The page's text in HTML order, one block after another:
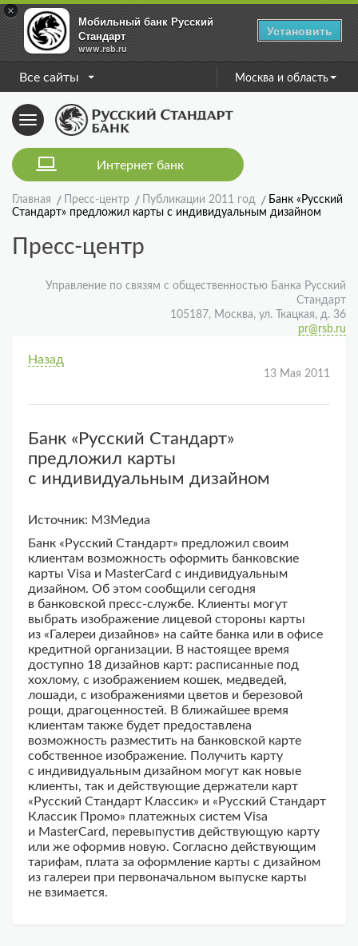
×
Мобильный банк Русский
Стандарт
www.rsb.ru
Установить
Все сайты Москва и область
Toggle
navigation
Интернет банк
Главная Пресс-центр Публикации 2011 год
Банк «Русский
Стандарт» предложил карты с индивидуальным дизайном
Пресс-центр
Управление по связям с общественностью Банка Русский
Стандарт
105187, Москва, ул. Ткацкая, д. 36
pr@rsb.ru
Назад
13 Мая 2011
Банк «Русский Стандарт»
предложил карты
с индивидуальным дизайном
Источник: М3Медиа
Банк «Русский Стандарт» предложил своим
клиентам возможность оформить банковские
карты Visa и MasterCard с индивидуальным
дизайном. Об этом сообщили сегодня
в банковской пресс-службе. Клиенты могут
выбрать изображение лицевой стороны карты
из «Галереи дизайнов» на сайте банка или в офисе
кредитной организации. В настоящее время
доступно 18 дизайнов карт: расписанные под
хохлому, с изображением кошек, медведей,
лошади, с изображениями цветов и березовой
рощи, драгоценностей. В ближайшее время
клиентам также будет предоставлена
возможность разместить на банковской карте
собственное изображение. Получить карту
с индивидуальным дизайном могут как новые
клиенты, так и действующие держатели карт
«Русский Стандарт Классик» и «Русский Стандарт
Классик Промо» платежных систем Visa
и MasterCard, перевыпустив действующую карту
или же оформив новую. Согласно действующим
тарифам, плата за оформление карты с дизайном
из галереи при первоначальном выпуске карты
не взимается.